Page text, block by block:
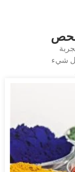
كل شيء